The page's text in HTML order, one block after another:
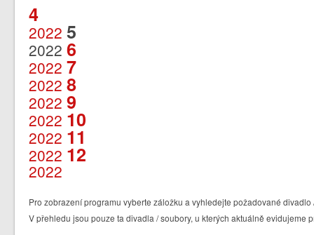
4
2022 5
2022 6
2022 7
2022 8
2022 9
2022 10
2022 11
2022 12
2022
Pro zobrazení programu vyberte záložku a vyhledejte požadované
V přehledu jsou pouze ta divadla / soubory, u kterých aktuálně evidujeme